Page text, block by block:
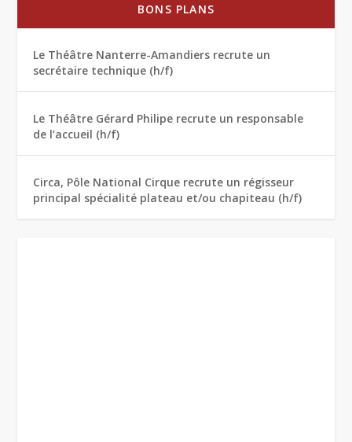
BONS PLANS
Le Théâtre Nanterre-Amandiers recrute un
secrétaire technique (h/f)
Le Théâtre Gérard Philipe recrute un responsable
de l’accueil (h/f)
Circa, Pôle National Cirque recrute un régisseur
principal spécialité plateau et/ou chapiteau (h/f)